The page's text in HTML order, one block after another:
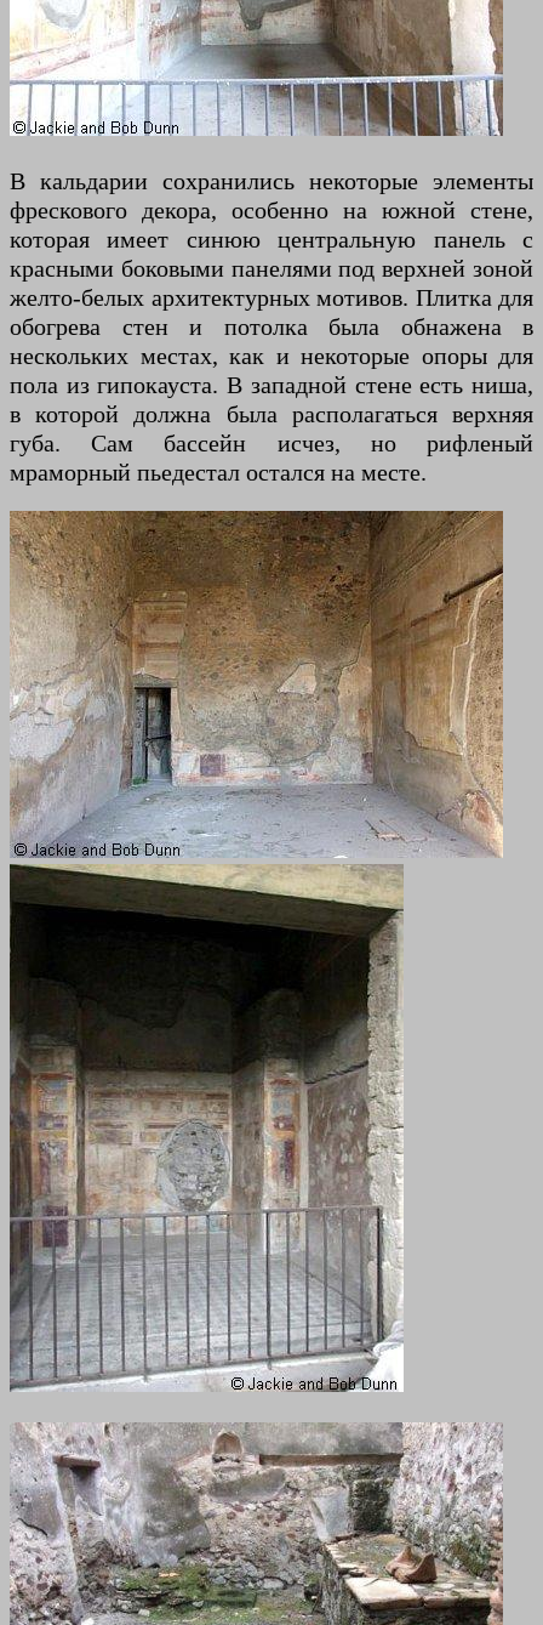
В кальдарии сохранились некоторые элементы
фрескового декора, особенно на южной стене,
которая имеет синюю центральную панель с
красными боковыми панелями под верхней зоной
желто-белых архитектурных мотивов. Плитка для
обогрева стен и потолка была обнажена в
нескольких местах, как и некоторые опоры для
пола из гипокауста. В западной стене есть ниша,
в которой должна была располагаться верхняя
губа. Сам бассейн исчез, но рифленый
мраморный пьедестал остался на месте.